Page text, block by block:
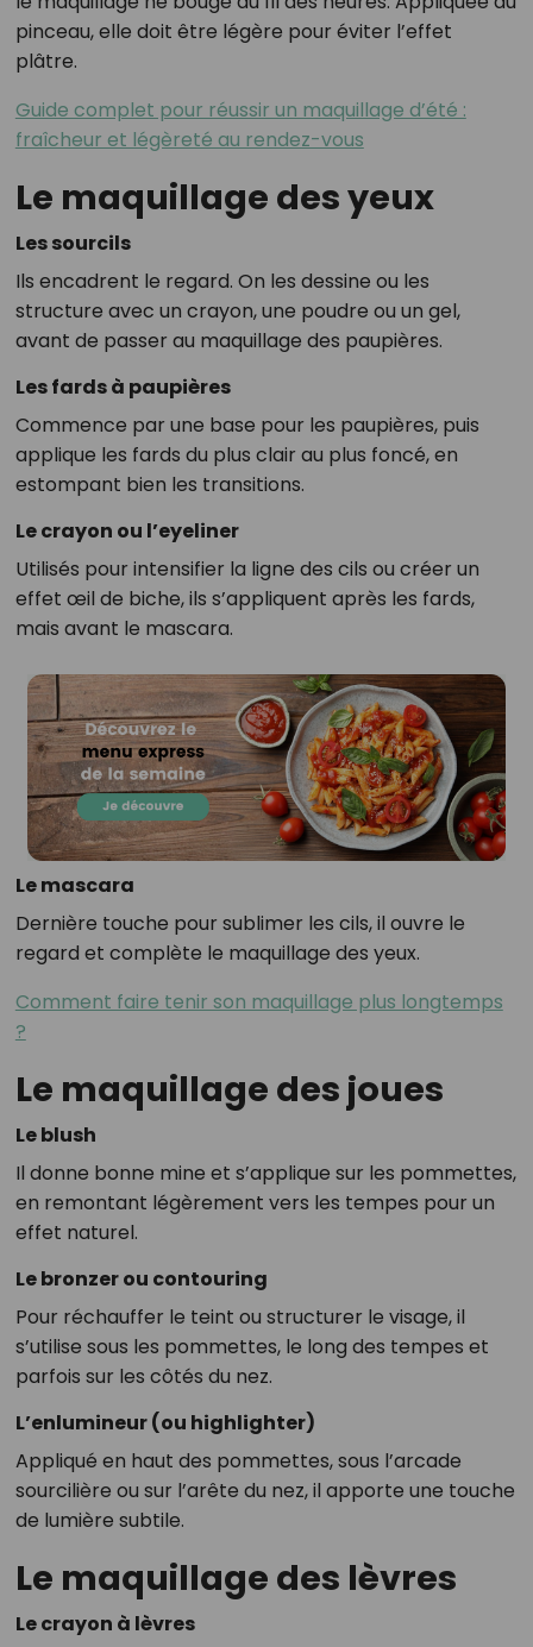
pinceau, elle doit être légère pour éviter l’effet
plâtre.
Guide complet pour réussir un maquillage d’été :
fraîcheur et légèreté au rendez-vous
Le maquillage des yeux
Les sourcils
Ils encadrent le regard. On les dessine ou les
structure avec un crayon, une poudre ou un gel,
avant de passer au maquillage des paupières.
Les fards à paupières
Commence par une base pour les paupières, puis
applique les fards du plus clair au plus foncé, en
estompant bien les transitions.
Le crayon ou l’eyeliner
Utilisés pour intensifier la ligne des cils ou créer un
effet œil de biche, ils s’appliquent après les fards,
mais avant le mascara.
Le mascara
Dernière touche pour sublimer les cils, il ouvre le
regard et complète le maquillage des yeux.
Comment faire tenir son maquillage plus longtemps
?
Le maquillage des joues
Le blush
Il donne bonne mine et s’applique sur les pommettes,
en remontant légèrement vers les tempes pour un
effet naturel.
Le bronzer ou contouring
Pour réchauffer le teint ou structurer le visage, il
s’utilise sous les pommettes, le long des tempes et
parfois sur les côtés du nez.
L’enlumineur (ou highlighter)
Appliqué en haut des pommettes, sous l’arcade
sourcilière ou sur l’arête du nez, il apporte une touche
de lumière subtile.
Le maquillage des lèvres
Le crayon à lèvres